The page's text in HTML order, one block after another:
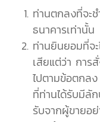
ท่านตกลงที่จะ
ธนาคารเท่านั้น
ท่านยินยอมที่จะ
เสียแต่ว่า การ
ไปตามข้อตกล
ที่ท่านได้รับมีลั
รับจากผู้ขาย